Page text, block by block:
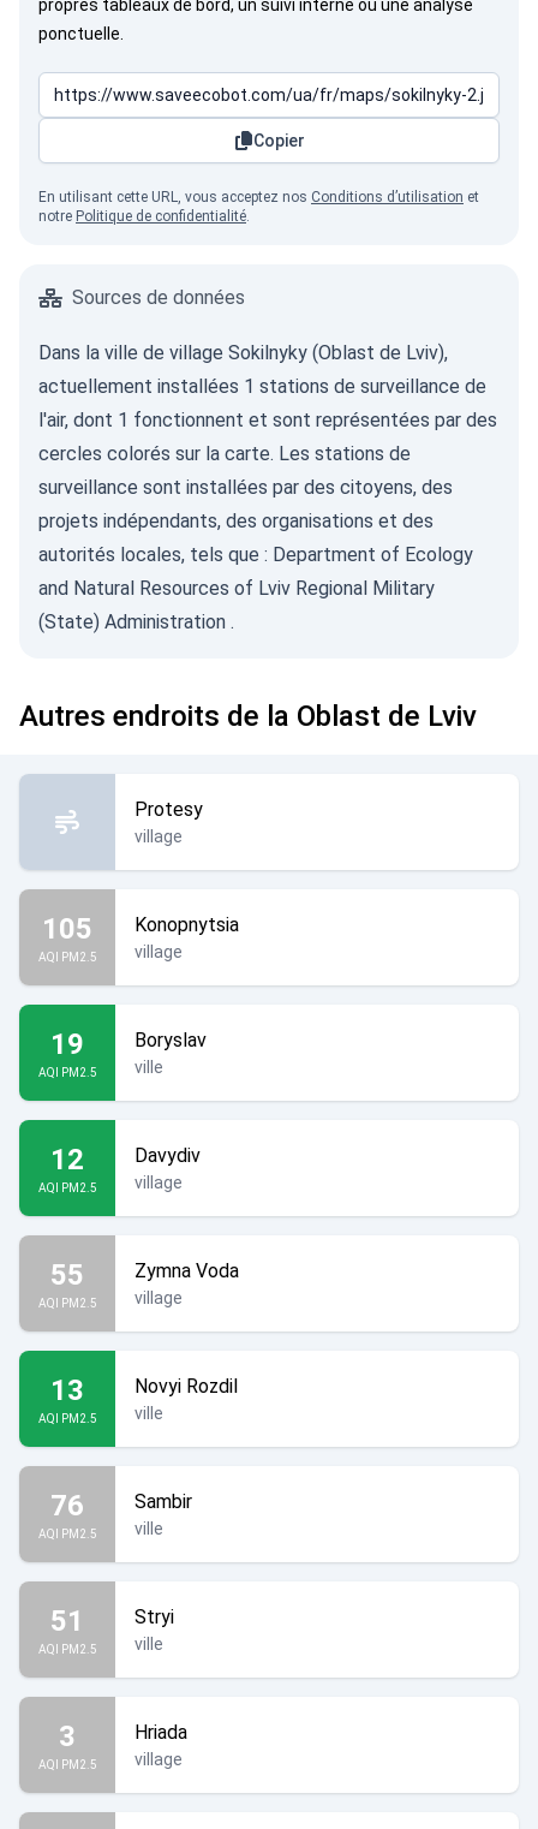
propres tableaux de bord, un suivi interne ou une analyse
ponctuelle.
Copier
En utilisant cette URL, vous acceptez nos Conditions d’utilisation et
notre Politique de confidentialité.
Sources de données
Dans la ville de village Sokilnyky (Oblast de Lviv),
actuellement installées 1 stations de surveillance de
l'air, dont 1 fonctionnent et sont représentées par des
cercles colorés sur la carte. Les stations de
surveillance sont installées par des citoyens, des
projets indépendants, des organisations et des
autorités locales, tels que : Department of Ecology
and Natural Resources of Lviv Regional Military
(State) Administration .
Autres endroits de la Oblast de Lviv
Protesy
village
105
AQI PM2.5
Konopnytsia
village
19
AQI PM2.5
Boryslav
ville
12
AQI PM2.5
Davydiv
village
55
AQI PM2.5
Zymna Voda
village
13
AQI PM2.5
Novyi Rozdil
ville
76
AQI PM2.5
Sambir
ville
51
AQI PM2.5
Stryi
ville
3
AQI PM2.5
Hriada
village